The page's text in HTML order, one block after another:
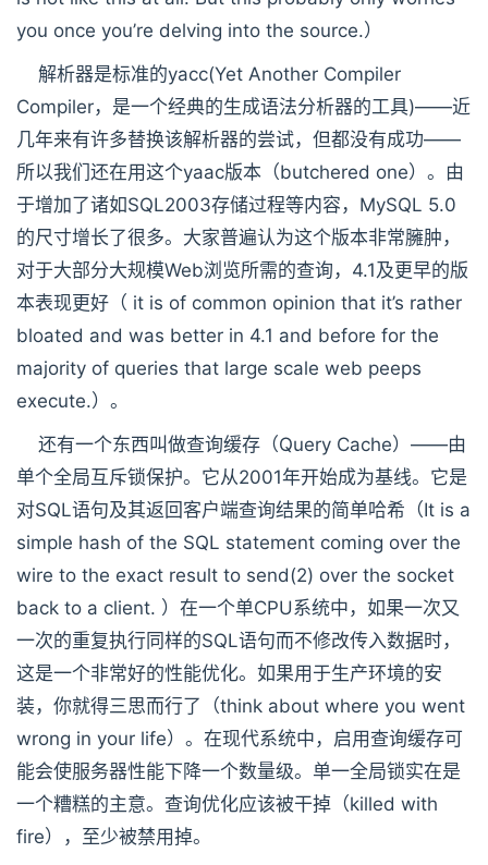
you once you’re delving into the source.）
解析器是标准的yacc(Yet Another Compiler
Compiler，是一个经典的生成语法分析器的工具)——近
几年来有许多替换该解析器的尝试，但都没有成功——
所以我们还在用这个yaac版本（butchered one）。由
于增加了诸如SQL2003存储过程等内容，MySQL 5.0
的尺寸增长了很多。大家普遍认为这个版本非常臃肿，
对于大部分大规模Web浏览所需的查询，4.1及更早的版
本表现更好（ it is of common opinion that it’s rather
bloated and was better in 4.1 and before for the
majority of queries that large scale web peeps
execute.）。
还有一个东西叫做查询缓存（Query Cache）——由
单个全局互斥锁保护。它从2001年开始成为基线。它是
对SQL语句及其返回客户端查询结果的简单哈希（It is a
simple hash of the SQL statement coming over the
wire to the exact result to send(2) over the socket
back to a client. ）在一个单CPU系统中，如果一次又
一次的重复执行同样的SQL语句而不修改传入数据时，
这是一个非常好的性能优化。如果用于生产环境的安
装，你就得三思而行了（think about where you went
wrong in your life）。在现代系统中，启用查询缓存可
能会使服务器性能下降一个数量级。单一全局锁实在是
一个糟糕的主意。查询优化应该被干掉（killed with
fire），至少被禁用掉。